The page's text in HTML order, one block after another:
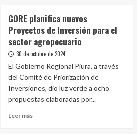
GORE planifica nuevos
Proyectos de Inversión para el
sector agropecuario
30 de octubre de 2024
El Gobierno Regional Piura, a través
del Comité de Priorización de
Inversiones, dio luz verde a ocho
propuestas elaboradas por...
Leer más